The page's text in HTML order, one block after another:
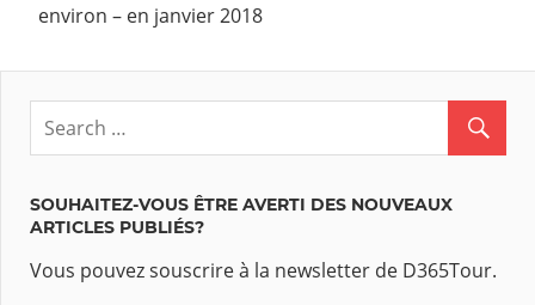
environ – en janvier 2018
SOUHAITEZ-VOUS ÊTRE AVERTI DES NOUVEAUX
ARTICLES PUBLIÉS?
Vous pouvez souscrire à la newsletter de D365Tour.